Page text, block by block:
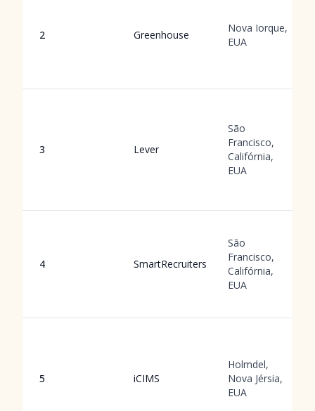
2 Greenhouse
Nova Iorque,
EUA
3 Lever
São
Francisco,
Califórnia,
EUA
4 SmartRecruiters
São
Francisco,
Califórnia,
EUA
5 iCIMS
Holmdel,
Nova Jérsia,
EUA